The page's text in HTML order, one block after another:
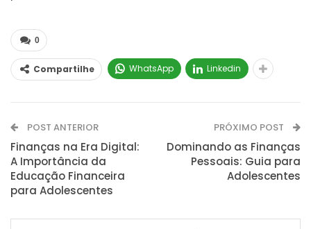
0
Compartilhe WhatsApp Linkedin
POST ANTERIOR
Finanças na Era Digital:
A Importância da
Educação Financeira
para Adolescentes
PRÓXIMO POST
Dominando as Finanças
Pessoais: Guia para
Adolescentes